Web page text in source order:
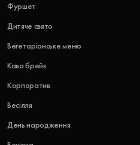
Фуршет
Дитяче свято
Вегетаріанське меню
Кава брейк
Корпоратив
Весілля
День народження